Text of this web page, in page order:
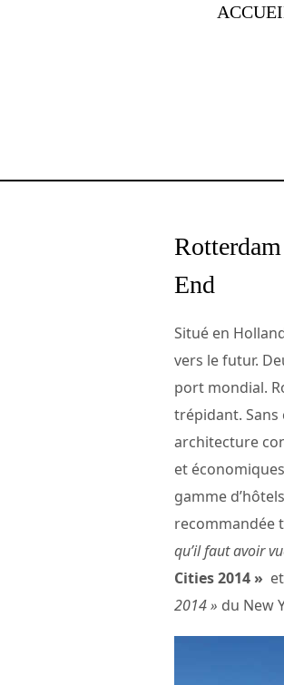
End
Situé en
vers le futur.
port mondial.
trépidant. Sans
architecture
et
gamme
recommandée
qu’il faut avoir
Cities 2014 »
2014 » du New